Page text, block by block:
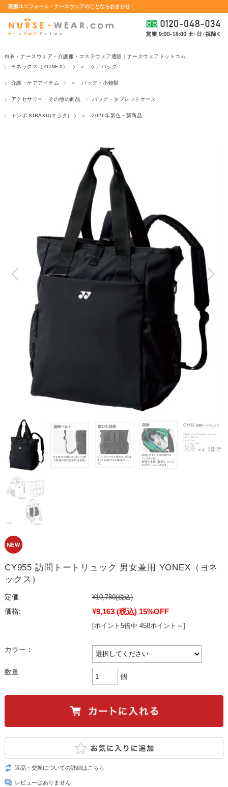
医療ユニフォーム・ナースウェアのことならおまかせ
白衣・ナースウェア・介護服・エステウェア通販｜ナースウェアドットコム
ヨネックス（YONEX）
＞ ケアバッグ
介護・ケアアイテム ＞ バッグ・小物類
アクセサリー・その他の商品 バッグ・タブレットケース
トンボ KIRAKU(キラク) ＞ 2026年新色・新商品
CY955 訪問トートリュック 男女兼用 YONEX（ヨネ
ックス）
定価: ¥10,780(税込)
価格:
¥9,163 (税込) 15%OFF
[ポイント5倍中 458ポイント～]
カラー：
数量:
個
返品・交換についての詳細はこちら
レビューはありません